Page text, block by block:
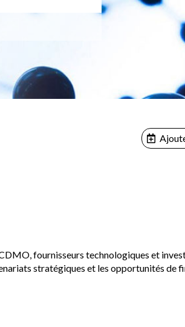
fournisseurs technologiques et
stratégiques et les opportunités de